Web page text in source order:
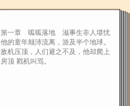
第一章 呱呱落地 滋事生非人堪忧
他的童年颠沛流离，游及半个地球。
敌机压顶，人们避之不及，他却爬上
房顶 戳机叫骂。